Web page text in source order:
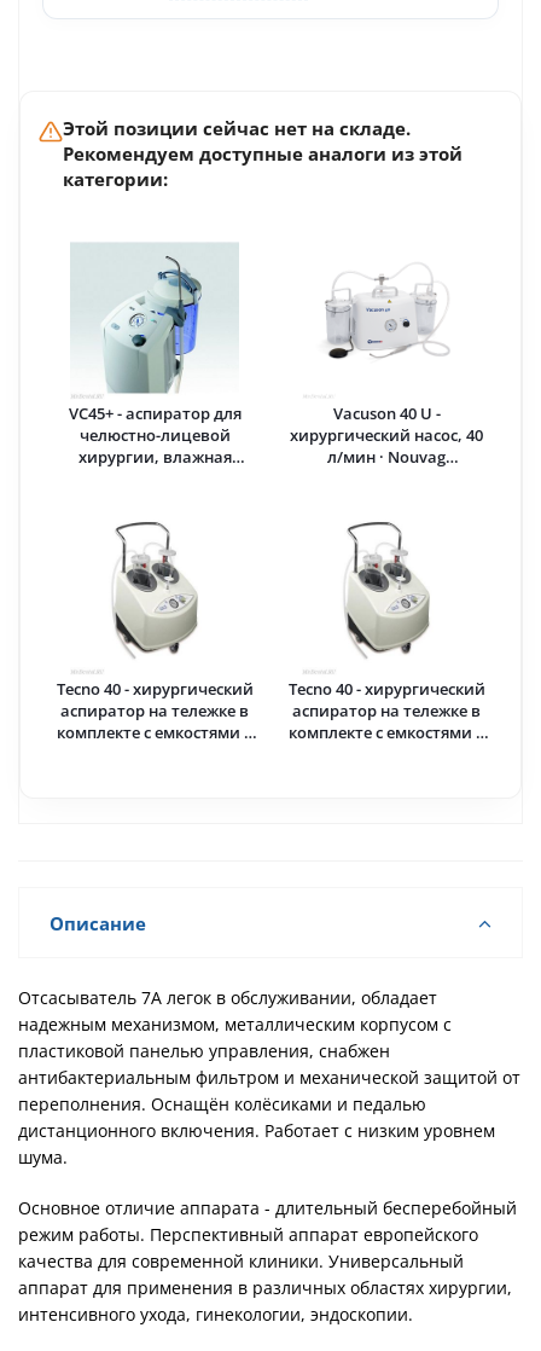
Этой позиции сейчас нет на складе.
Рекомендуем доступные аналоги из этой
категории:
VC45+ - аспиратор для
челюстно-лицевой
хирургии, влажная
Durr Dental (Германия)
Vacuson 40 U -
хирургический насос, 40
л/мин · Nouvag
Tecno 40 - хирургический
аспиратор на тележке в
комплекте с емкостями 4
Tecno 40 - хирургический
аспиратор на тележке в
комплекте с емкостями 2
Описание
Отсасыватель 7А легок в обслуживании, обладает
надежным механизмом, металлическим корпусом с
пластиковой панелью управления, снабжен
антибактериальным фильтром и механической защитой от
переполнения. Оснащён колёсиками и педалью
дистанционного включения. Работает с низким уровнем
шума.
Основное отличие аппарата - длительный бесперебойный
режим работы. Перспективный аппарат европейского
качества для современной клиники. Универсальный
аппарат для применения в различных областях хирургии,
интенсивного ухода, гинекологии, эндоскопии.